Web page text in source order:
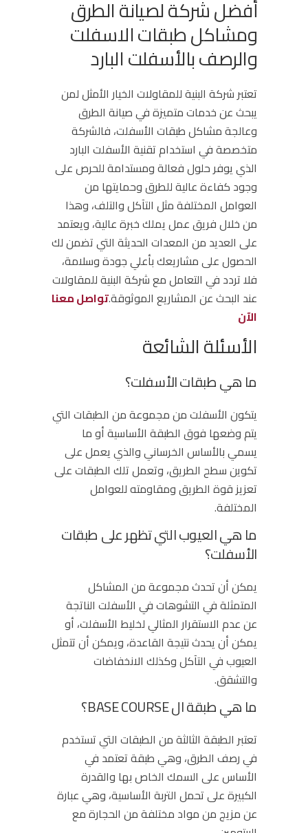
أفضل شركة لصيانة الطرق
ومشاكل طبقات الاسفلت
والرصف بالأسفلت البارد
تعتبر شركة البنية للمقاولات الخيار الأمثل لمن
يبحث عن خدمات متميزة في صيانة الطرق
وعالجة مشاكل طبقات الأسفلت، فالشركة
متخصصة في استخدام تقنية الأسفلت البارد
الذي يوفر حلول فعالة ومستدامة للحرص على
وجود كفاءة عالية للطرق وحمايتها من
العوامل المختلفة مثل التآكل والتلف، وهذا
من خلال فريق عمل يملك خبرة عالية، ويعتمد
على العديد من المعدات الحديثة التي تضمن لك
الحصول على مشاريعك بأعلي جودة وسلامة،
فلا تردد في التعامل مع شركة البنية للمقاولات
عند البحث عن المشاريع الموثوقة.تواصل معنا
الآن
الأسئلة الشائعة
ما هي طبقات الأسفلت؟
يتكون الأسفلت من مجموعة من الطبقات التي
يتم وضعها فوق الطبقة الأساسية أو ما
يسمي بالأساس الخرساني والذي يعمل على
تكوين سطح الطريق، وتعمل تلك الطبقات على
تعزيز قوة الطريق ومقاومته للعوامل
المختلفة.
ما هي العيوب التي تظهر على طبقات
الأسفلت؟
يمكن أن تحدث مجموعة من المشاكل
المتمثلة في التشوهات في الأسفلت الناتجة
عن عدم الاستقرار المثالي لخليط الأسفلت، أو
يمكن أن يحدث نتيجة القاعدة، ويمكن أن تتمثل
العيوب في التآكل وكذلك الانخفاضات
والتشقق.
ما هي طبقة ال BASE COURSE؟
تعتبر الطبقة الثالثة من الطبقات التي تستخدم
في رصف الطرق، وهي طبقة تعتمد في
الأساس على السمك الخاص بها والقدرة
الكبيرة على تحمل التربة الأساسية، وهي عبارة
عن مزيج من مواد مختلفة من الحجارة مع